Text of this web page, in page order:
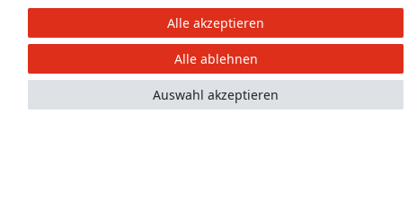
Schreiben Sie uns:
service@allmyclothes.de
Alle akzeptieren
Alle ablehnen
Auswahl akzeptieren